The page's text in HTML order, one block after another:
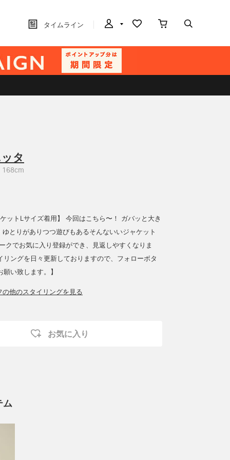
タイムライン
タ
168cm
ットLサイズ着用】 今回はこちら〜！ ガバッと大き
ゆとりがありつつ遊びもあるそんないいジャケット
クでお気に入り登録ができ、見返しやすくなりま
リングを日々更新しておりますので、フォローボタ
い致します。】
の他のスタイリングを見る
お気に入り
ム